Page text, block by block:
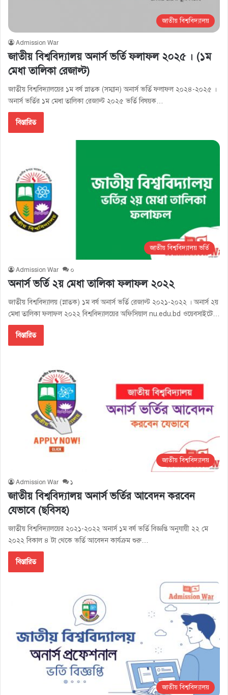
জাতীয় বিশ্ববিদ্যালয়
Admission War
জাতীয় বিশ্ববিদ্যালয় অনার্স ভর্তি ফলাফল ২০২৫ । (১ম
মেধা তালিকা রেজাল্ট)
জাতীয় বিশ্ববিদ্যালয়ের ১ম বর্ষ স্নাতক (সম্মান) অনার্স ভর্তি ফলাফল ২০২৪-২০২৫ ।
অনার্স ভর্তির ১ম মেধা তালিকা রেজাল্ট ২০২৫ ভর্তি বিষয়ক…
বিস্তারিত
জাতীয় বিশ্ববিদ্যালয় ভর্তি
Admission War ০
অনার্স ভর্তি ২য় মেধা তালিকা ফলাফল ২০২২
জাতীয় বিশ্ববিদ্যালয় (স্নাতক) ১ম বর্ষ অনার্স ভর্তি রেজাল্ট ২০২১-২০২২ । অনার্স ২য়
মেধা তালিকা ফলাফল ২০২২ বিশ্ববিদ্যালয়ের অফিসিয়াল nu.edu.bd ওয়েবসাইটে…
বিস্তারিত
জাতীয় বিশ্ববিদ্যালয়
Admission War ১
জাতীয় বিশ্ববিদ্যালয় অনার্স ভর্তির আবেদন করবেন
যেভাবে (ছবিসহ)
জাতীয় বিশ্ববিদ্যালয়ের ২০২১-২০২২ অনার্স ১ম বর্ষ ভর্তি বিজ্ঞপ্তি অনুযায়ী ২২ মে
২০২২ বিকাল ৪ টা থেকে ভর্তি আবেদন কার্যক্রম শুরু…
বিস্তারিত
জাতীয় বিশ্ববিদ্যালয়